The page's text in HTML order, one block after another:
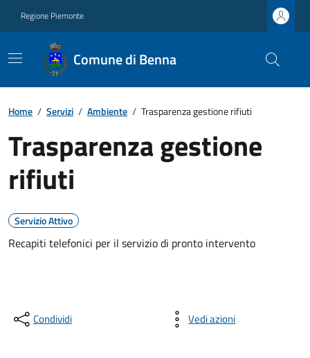
Regione Piemonte
Comune di Benna
Home / Servizi / Ambiente / Trasparenza gestione rifiuti
Trasparenza gestione
rifiuti
Servizio Attivo
Recapiti telefonici per il servizio di pronto intervento
Condividi Vedi azioni